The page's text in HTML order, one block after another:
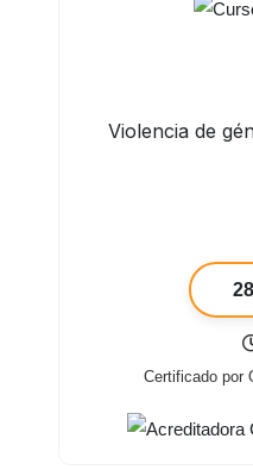
Violencia de
Certificado por